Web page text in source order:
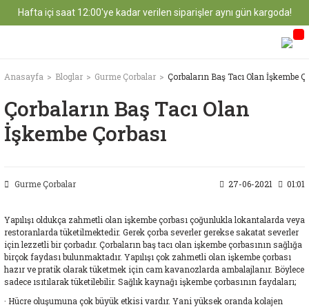
Hafta içi saat 12:00'ye kadar verilen siparişler aynı gün kargoda!
Anasayfa Bloglar Gurme Çorbalar Çorbaların Baş Tacı Olan İşkembe
Çorbaların Baş Tacı Olan
İşkembe Çorbası
Gurme Çorbalar 27-06-2021 01:01
Yapılışı oldukça zahmetli olan işkembe çorbası çoğunlukla lokantalarda veya
restoranlarda tüketilmektedir. Gerek çorba severler gerekse sakatat severler
için lezzetli bir çorbadır. Çorbaların baş tacı olan işkembe çorbasının sağlığa
birçok faydası bulunmaktadır. Yapılışı çok zahmetli olan işkembe çorbası
hazır ve pratik olarak tüketmek için cam kavanozlarda ambalajlanır. Böylece
sadece ısıtılarak tüketilebilir. Sağlık kaynağı işkembe çorbasının faydaları;
· Hücre oluşumuna çok büyük etkisi vardır. Yani yüksek oranda kolajen